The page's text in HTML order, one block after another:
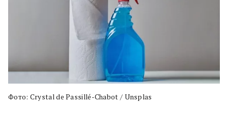
Фото: Crystal de Passillé-Chabot / Unsplas